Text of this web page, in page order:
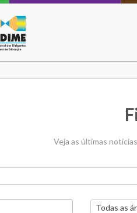
Veja as últimas
Todas as